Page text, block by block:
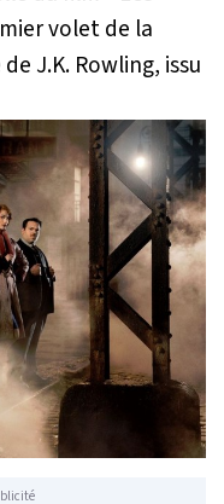
volet de la
J.K. Rowling, issu